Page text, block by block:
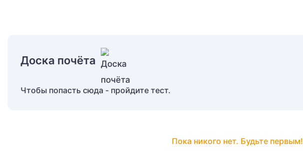
Доска почёта
Чтобы попасть сюда - пройдите тест.
Пока никого нет. Будьте первым!